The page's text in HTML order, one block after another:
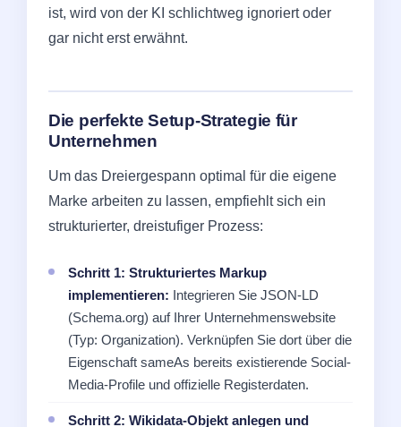
ist, wird von der KI schlichtweg ignoriert oder
gar nicht erst erwähnt.
Die perfekte Setup-Strategie für
Unternehmen
Um das Dreiergespann optimal für die eigene
Marke arbeiten zu lassen, empfiehlt sich ein
strukturierter, dreistufiger Prozess:
Schritt 1: Strukturiertes Markup
implementieren: Integrieren Sie JSON-LD
(Schema.org) auf Ihrer Unternehmenswebsite
(Typ: Organization). Verknüpfen Sie dort über die
Eigenschaft sameAs bereits existierende Social-
Media-Profile und offizielle Registerdaten.
Schritt 2: Wikidata-Objekt anlegen und